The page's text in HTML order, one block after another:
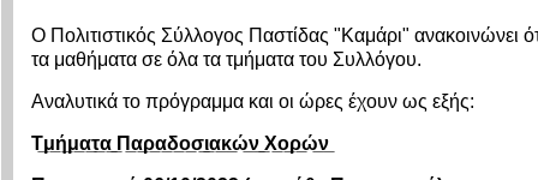
Ο Πολιτιστικός Σύλλογος Παστίδας "Καμάρι" ανακοινώνει
τα μαθήματα σε όλα τα τμήματα του Συλλόγου.
Αναλυτικά το πρόγραμμα και οι ώρες έχουν ως εξής:
Τ̲μ̲ή̲μ̲α̲τ̲α̲ ̲Π̲α̲ρ̲α̲δ̲ο̲σ̲ι̲α̲κ̲ώ̲ν̲ ̲Χ̲ο̲ρ̲ώ̲ν̲